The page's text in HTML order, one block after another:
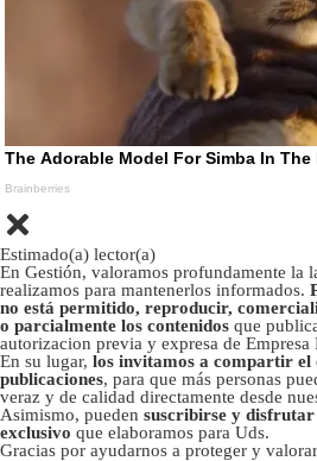
Estimado(a) lector(a)
En Gestión, valoramos profundamente la
realizamos para mantenerlos informados.
no está permitido, reproducir,
o parcialmente los contenidos que
autorizacion previa y expresa de
En su lugar, los invitamos a compartir el
publicaciones, para que más personas
veraz y de calidad directamente desde
Asimismo, pueden suscribirse y disfrutar
exclusivo que elaboramos para Uds.
Gracias por ayudarnos a proteger y